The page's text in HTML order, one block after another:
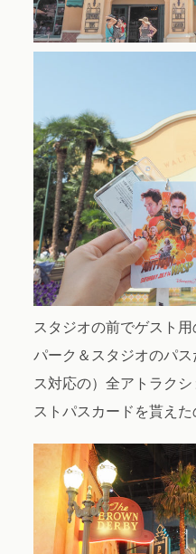
スタジオの前でゲスト用
パーク＆スタジオのパ
ス対応の）全アトラク
ストパスカードを貰え